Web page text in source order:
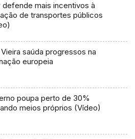
defende mais incentivos à
de transportes públicos
Vieira saúda progressos na
europeia
poupa perto de 30%
meios próprios (Vídeo)